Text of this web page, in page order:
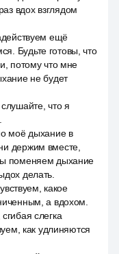
вдох взглядом
ещё
Будьте готовы, что
потому что мне
не будет
что я
моё дыхание в
держим вместе,
поменяем дыхание
делать.
какое
а вдохом.
слегка
как удлиняются